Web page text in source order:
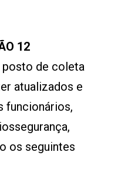
12
de coleta
atualizados e
funcionários,
os seguintes